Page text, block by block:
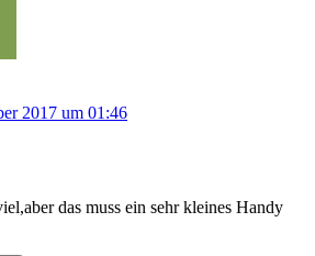
2017 um 01:46
das muss ein sehr kleines Handy